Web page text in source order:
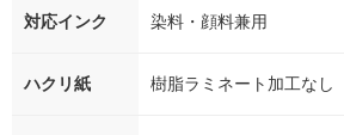
対応インク 染料・顔料兼用
ハクリ紙 樹脂ラミネート加工なし